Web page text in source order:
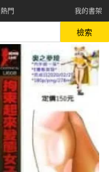
熱門 我的書架
檢索